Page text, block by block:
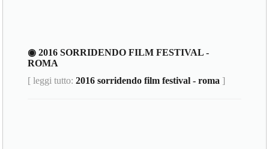
◉ 2016 SORRIDENDO FILM FESTIVAL -
ROMA
[ leggi tutto:2016 sorridendo film festival - roma ]